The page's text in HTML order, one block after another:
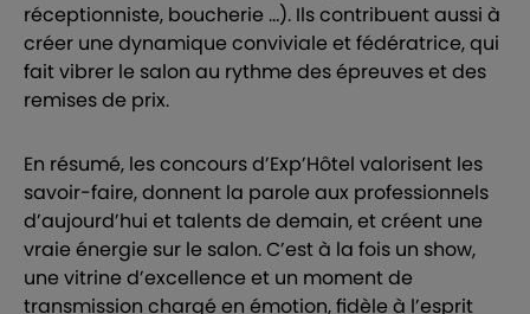
réceptionniste, boucherie ...). Ils contribuent aussi à
créer une dynamique conviviale et fédératrice, qui
fait vibrer le salon au rythme des épreuves et des
remises de prix.
En résumé, les concours d’Exp’Hôtel valorisent les
savoir-faire, donnent la parole aux professionnels
d’aujourd’hui et talents de demain, et créent une
vraie énergie sur le salon. C’est à la fois un show,
une vitrine d’excellence et un moment de
transmission chargé en émotion, fidèle à l’esprit